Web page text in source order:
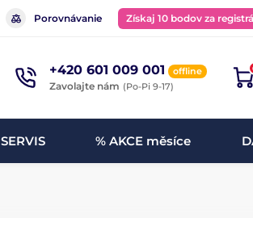
Porovnávanie Získaj 10 bodov za
+420 601 009 001 offline
Zavolajte nám (Po-Pi 9-17)
SERVIS % AKCE měsíce